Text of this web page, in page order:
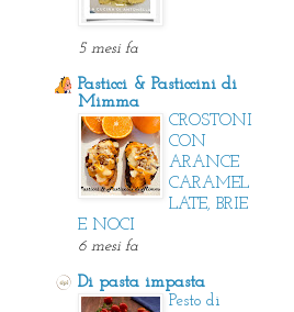
5 mesi fa
Pasticci & Pasticcini di
Mimma
CROSTONI
CON
ARANCE
CARAMEL
LATE, BRIE
E NOCI
6 mesi fa
Di pasta impasta
Pesto di